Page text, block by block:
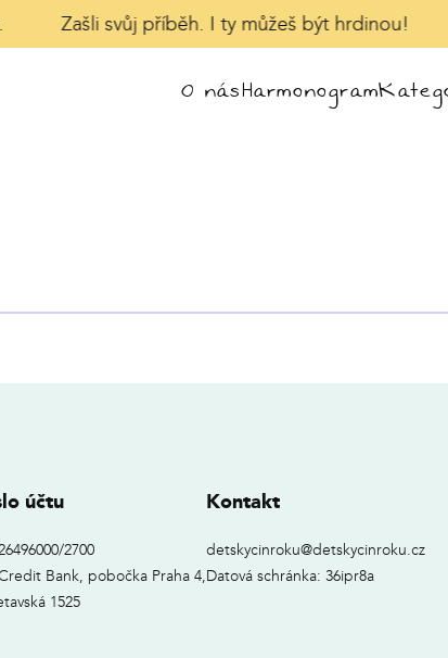
Zašli svůj příběh. I ty můžeš být hrdinou!
O násHarmonogram
účtu
2700
Bank, pobočka Praha 4,
1525
Kontakt
detskycinroku@detskycinroku.cz
Datová schránka: 36ipr8a